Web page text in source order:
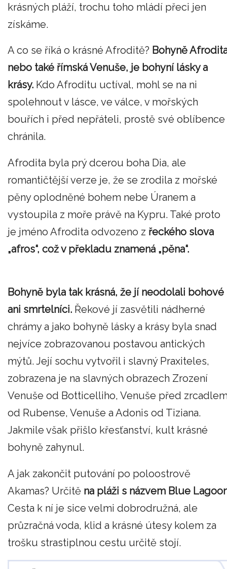
krásných pláží, trochu toho mládí přeci jen
získáme.
A co se říká o krásné Afroditě? Bohyně
nebo také římská Venuše, je bohyní lásky a
krásy. Kdo Afroditu uctíval, mohl se na ni
spolehnout v lásce, ve válce, v mořských
bouřích i před nepřáteli, prostě své oblíbence
chránila.
Afrodita byla prý dcerou boha Dia, ale
romantičtější verze je, že se zrodila z mořské
pěny oplodněné bohem nebe Úranem a
vystoupila z moře právě na Kypru. Také proto
je jméno Afrodita odvozeno z řeckého slova
„afros“, což v překladu znamená „pěna“.
Bohyně byla tak krásná, že jí neodolali bohové
ani smrtelníci. Řekové jí zasvětili nádherné
chrámy a jako bohyně lásky a krásy byla snad
nejvíce zobrazovanou postavou antických
mýtů. Její sochu vytvořil i slavný Praxiteles,
zobrazena je na slavných obrazech Zrození
Venuše od Botticelliho, Venuše před
od Rubense, Venuše a Adonis od Tiziana.
Jakmile však přišlo křesťanství, kult krásné
bohyně zahynul.
A jak zakončit putování po poloostrově
Akamas? Určitě na pláži s názvem Blue
Cesta k ní je sice velmi dobrodružná, ale
průzračná voda, klid a krásné útesy kolem za
trošku strastiplnou cestu určitě stojí.